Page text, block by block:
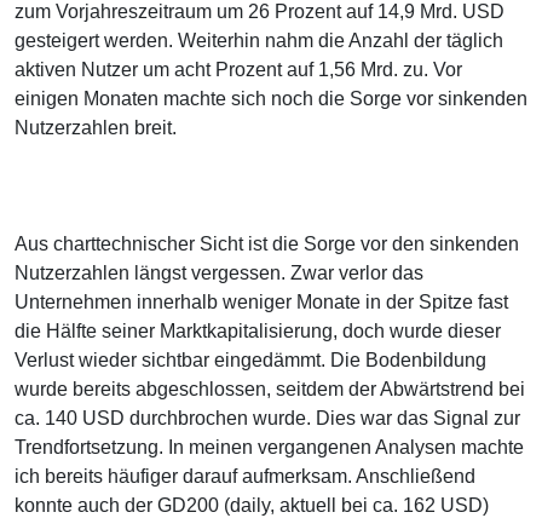
zum Vorjahreszeitraum um 26 Prozent auf 14,9 Mrd. USD
gesteigert werden. Weiterhin nahm die Anzahl der täglich
aktiven Nutzer um acht Prozent auf 1,56 Mrd. zu. Vor
einigen Monaten machte sich noch die Sorge vor sinkenden
Nutzerzahlen breit.
Aus charttechnischer Sicht ist die Sorge vor den sinkenden
Nutzerzahlen längst vergessen. Zwar verlor das
Unternehmen innerhalb weniger Monate in der Spitze fast
die Hälfte seiner Marktkapitalisierung, doch wurde dieser
Verlust wieder sichtbar eingedämmt. Die Bodenbildung
wurde bereits abgeschlossen, seitdem der Abwärtstrend bei
ca. 140 USD durchbrochen wurde. Dies war das Signal zur
Trendfortsetzung. In meinen vergangenen Analysen machte
ich bereits häufiger darauf aufmerksam. Anschließend
konnte auch der GD200 (daily, aktuell bei ca. 162 USD)